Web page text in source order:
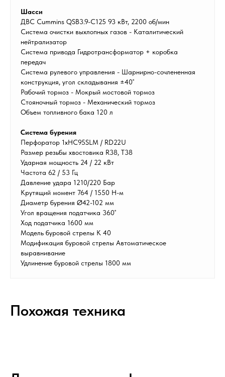
Шасси
ДВС Cummins QSB3.9-C125 93 кВт, 2200 об/мин
Система очистки выхлопных газов - Каталитический
нейтрализатор
Система привода Гидротрансформатор + коробка
передач
Система рулевого управления - Шарнирно-сочлененная
конструкция, угол складывания ±40˚
Рабочий тормоз - Мокрый мостовой тормоз
Стояночный тормоз - Механический тормоз
Объем топливного бака 120 л
Система бурения
Перфоратор 1хHC95SLM / RD22U
Размер резьбы хвостовика R38, T38
Ударная мощность 24 / 22 кВт
Частота 62 / 53 Гц
Давление удара 1210/220 Бар
Крутящий момент 764 / 1550 Н-м
Диаметр бурения Ø42-102 мм
Угол вращения податчика 360˚
Ход податчика 1600 мм
Модель буровой стрелы К 40
Модификация буровой стрелы Автоматическое
выравнивание
Удлинение буровой стрелы 1800 мм
Похожая техника